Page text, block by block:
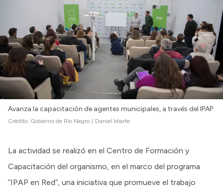
Avanza la capacitación de agentes municipales, a través del IPAP
Crédito: Gobierno de Río Negro / Daniel Idiarte
La actividad se realizó en el Centro de Formación y
Capacitación del organismo, en el marco del programa
“IPAP en Red”, una iniciativa que promueve el trabajo